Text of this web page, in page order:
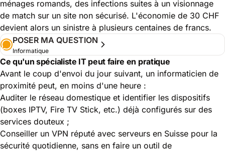
ménages romands, des infections suites à un visionnage
de match sur un site non sécurisé. L'économie de 30 CHF
devient alors un sinistre à plusieurs centaines de francs.
POSER MA QUESTION
Informatique
Ce qu'un spécialiste IT peut faire en pratique
Avant le coup d'envoi du jour suivant, un informaticien de
proximité peut, en moins d'une heure :
Auditer le réseau domestique et identifier les dispositifs
(boxes IPTV, Fire TV Stick, etc.) déjà configurés sur des
services douteux ;
Conseiller un VPN réputé avec serveurs en Suisse pour la
sécurité quotidienne, sans en faire un outil de